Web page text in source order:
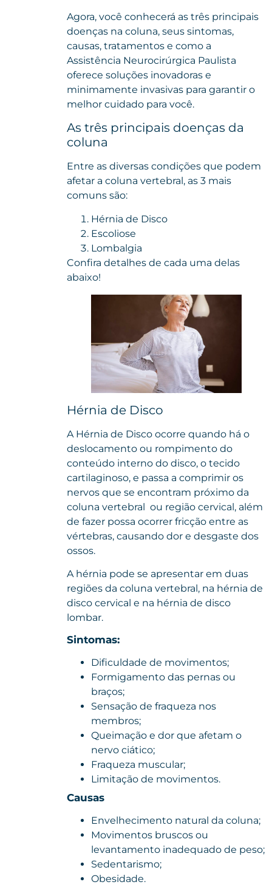
Agora, você conhecerá as três principais
doenças na coluna, seus sintomas,
causas, tratamentos e como a
Assistência Neurocirúrgica Paulista
oferece soluções inovadoras e
minimamente invasivas para garantir o
melhor cuidado para você.
As três principais doenças da
coluna
Entre as diversas condições que podem
afetar a coluna vertebral, as 3 mais
comuns são:
Hérnia de Disco
Escoliose
Lombalgia
Confira detalhes de cada uma delas
abaixo!
Hérnia de Disco
A Hérnia de Disco ocorre quando há o
deslocamento ou rompimento do
conteúdo interno do disco, o tecido
cartilaginoso, e passa a comprimir os
nervos que se encontram próximo da
coluna vertebral ou região cervical, além
de fazer possa ocorrer fricção entre as
vértebras, causando dor e desgaste dos
ossos.
A hérnia pode se apresentar em duas
regiões da coluna vertebral, na hérnia de
disco cervical e na hérnia de disco
lombar.
Sintomas:
Dificuldade de movimentos;
Formigamento das pernas ou
braços;
Sensação de fraqueza nos
membros;
Queimação e dor que afetam o
nervo ciático;
Fraqueza muscular;
Limitação de movimentos.
Causas
Envelhecimento natural da coluna;
Movimentos bruscos ou
levantamento inadequado de peso;
Sedentarismo;
Obesidade.